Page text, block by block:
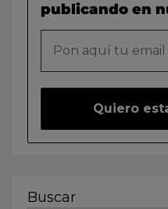
publicando en
Buscar